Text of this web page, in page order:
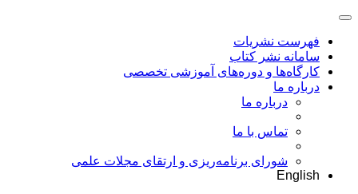
فهرست نشریات
سامانه نشر کتاب
کارگاه‌ها و دوره‌های آموزشی تخصصی
درباره ما
درباره ما
تماس با ما
شورای برنامه‌ریزی و ارتقای مجلات علمی
English